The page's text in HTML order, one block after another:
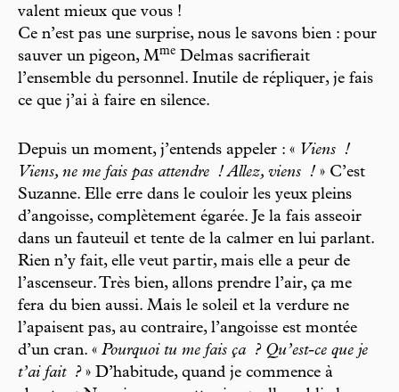
valent mieux que vous !
Ce n’est pas une surprise, nous le savons bien : pour
sauver un pigeon, Mme Delmas sacrifierait
l’ensemble du personnel. Inutile de répliquer, je fais
ce que j’ai à faire en silence.
Depuis un moment, j’entends appeler : « Viens !
Viens, ne me fais pas attendre ! Allez, viens ! » C’est
Suzanne. Elle erre dans le couloir les yeux pleins
d’angoisse, complètement égarée. Je la fais asseoir
dans un fauteuil et tente de la calmer en lui parlant.
Rien n’y fait, elle veut partir, mais elle a peur de
l’ascenseur. Très bien, allons prendre l’air, ça me
fera du bien aussi. Mais le soleil et la verdure ne
l’apaisent pas, au contraire, l’angoisse est montée
d’un cran. « Pourquoi tu me fais ça
? Qu’est-ce que je
t’ai fait
?» D’habitude, quand je commence à